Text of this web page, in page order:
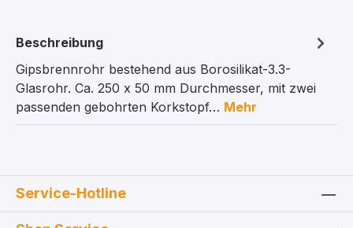
Beschreibung
Gipsbrennrohr bestehend aus Borosilikat-3.3-
Glasrohr. Ca. 250 x 50 mm Durchmesser, mit zwei
passenden gebohrten Korkstopf… Mehr
Service-Hotline